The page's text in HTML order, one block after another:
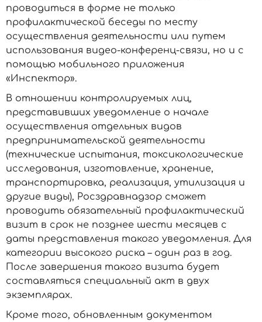
проводиться в форме не только
профилактической беседы по месту
осуществления деятельности или путем
использования видео-конференц-связи, но и с
помощью мобильного приложения
«Инспектор».
В отношении контролируемых лиц,
представивших уведомление о начале
осуществления отдельных видов
предпринимательской деятельности
(технические испытания, токсикологические
исследования, изготовление, хранение,
транспортировка, реализация, утилизация и
другие виды), Росздравнадзор сможет
проводить обязательный профилактический
визит в срок не позднее шести месяцев с
даты представления такого уведомления. Для
категории высокого риска – один раз в год.
После завершения такого визита будет
составляться специальный акт в двух
экземплярах.
Кроме того, обновленным документом